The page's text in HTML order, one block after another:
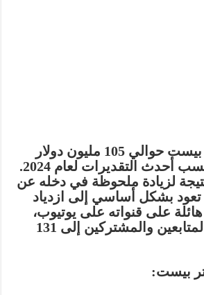
بيست
حوالي 105 مليون دولار
، وذلك حسب أحدث التقديرات لعام 2024.
لزيادة ملحوظة في دخله عن
تعود بشكل أساسي إلى ازدياد
على قنواته على يوتيوب،
والمشتركين إلى 131
بيست: